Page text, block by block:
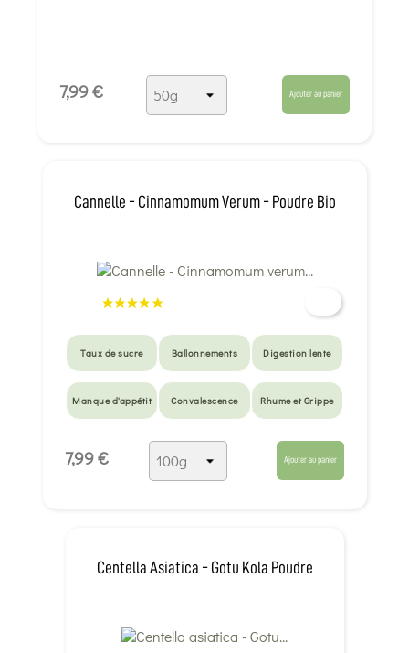
7,99 € Ajouter au panier
Cannelle - Cinnamomum Verum - Poudre Bio
Taux de sucre Ballonnements Digestion lente
Manque d'appétit Convalescence Rhume et Grippe
7,99 € Ajouter au panier
Centella Asiatica - Gotu Kola Poudre